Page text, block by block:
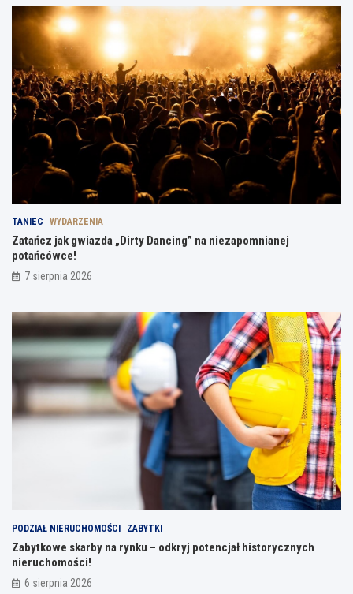
TANIEC WYDARZENIA
Zatańcz jak gwiazda „Dirty Dancing” na niezapomnianej
potańcówce!
7 sierpnia 2026
PODZIAŁ NIERUCHOMOŚCI ZABYTKI
Zabytkowe skarby na rynku – odkryj potencjał historycznych
nieruchomości!
6 sierpnia 2026